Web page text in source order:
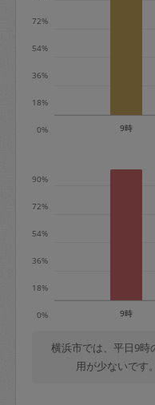
※キャンセル
0%
18%
36%
54%
72%
9時
0%
18%
36%
54%
72%
90%
9時
横浜市では、平日9時
用が少ないです